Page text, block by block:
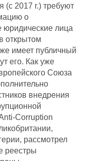
(с 2017 г.) требуют
о
юридические лица
открытом
имеет публичный
его. Как уже
Союза
внедрения
Corruption
рассмотрел
реестры